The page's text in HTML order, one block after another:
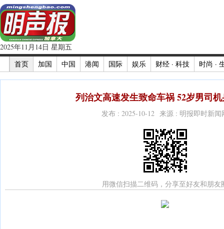
2025年11月14日 星期五
首页
加国 中国 港闻 国际 娱乐 财经 · 科技 时尚 ·
列治文高速发生致命车祸 52岁男司
发布 : 2025-10-12 来源 : 明报即时新闻
用微信扫描二维码，分享至好友和朋友